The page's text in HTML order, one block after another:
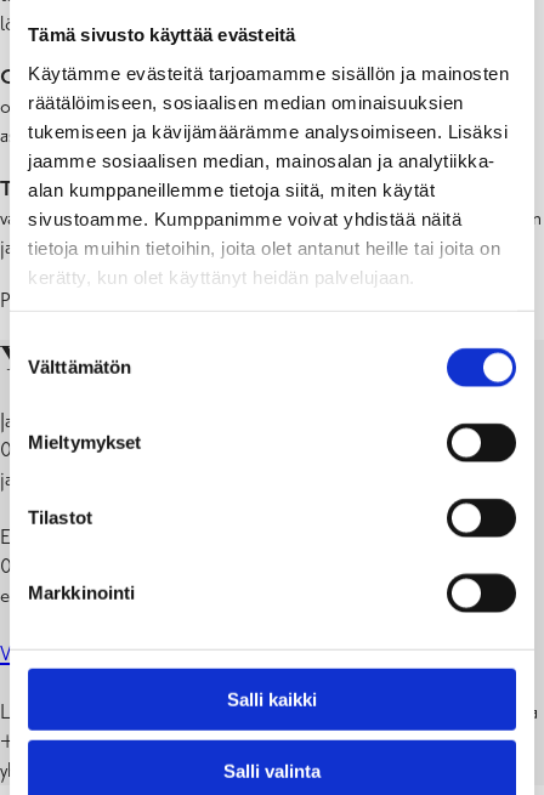
Tämä sivusto käyttää evästeitä
Käytämme evästeitä tarjoamamme sisällön ja mainosten
räätälöimiseen, sosiaalisen median ominaisuuksien
tukemiseen ja kävijämäärämme analysoimiseen. Lisäksi
jaamme sosiaalisen median, mainosalan ja analytiikka-
alan kumppaneillemme tietoja siitä, miten käytät
sivustoamme. Kumppanimme voivat yhdistää näitä
tietoja muihin tietoihin, joita olet antanut heille tai joita on
kerätty, kun olet käyttänyt heidän palvelujaan.
Suostumuksen
valinta
Välttämätön
Mieltymykset
Tilastot
Markkinointi
Salli kaikki
Salli valinta
löytämisessä.
Olemme yhteydessänuoriin, jotka ovat jääneet ilman
opiskelupaikkaa tai keskeyttäneet opintonsa, siviili- tai
asepalveluksensa.
Tarjoamme tukea nuorille,kun he itse ovat valmiita
vastaanottamaan sitä. Työ muotoutuu kunkin nuoren elämäntilanteen
ja tarpeiden mukaan.
Palvelumme ovat vapaehtoisia ja maksuttomia!
Yhteystiedot
Janni Korander
019 289 2183 | 0406517780
janni.korander@raasepori.fi
Emmy Randström
019 289 2255 | 040 351 9340
emmy.randstrom@raasepori.fi
Voit myös jättää yhteydenottopyynnön tässä.
Laajennetun oppivelvollisuuden myötä opetuspäälliköt Pamela Leka
+358 19 289 2144 ja Jari Salminen +358 19 289 2148 ovat
yhteydessä opintonsa keskeyttäneisiin 15–17-vuotiaisiin nuoriin.